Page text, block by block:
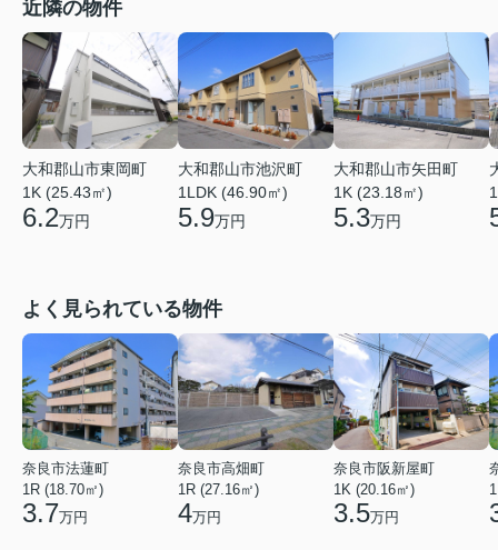
近隣の物件
大和郡山市東岡町
1K (25.43㎡)
6.2万円
大和郡山市池沢町
1LDK (46.90㎡)
5.9万円
大和郡山市矢田町
1K (23.18㎡)
5.3万円
よく見られている物件
奈良市法蓮町
1R (18.70㎡)
3.7万円
奈良市高畑町
1R (27.16㎡)
4万円
奈良市阪新屋町
1K (20.16㎡)
3.5万円